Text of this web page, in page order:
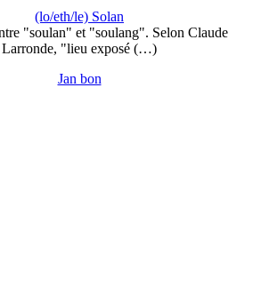
(lo/eth/le) Solan
"soulan" et "soulang". Selon Claude
Larronde, "lieu exposé (…)
Jan bon